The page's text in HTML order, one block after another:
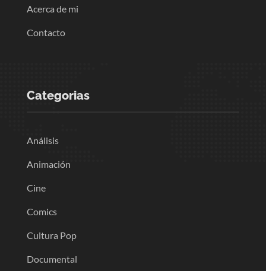
Acerca de mi
Contacto
Categorias
Análisis
Animación
Cine
Comics
Cultura Pop
Documental